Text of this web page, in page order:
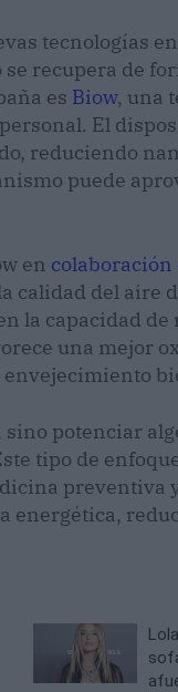
tecnologías
recupera de
es Biow, una
El
reduciendo
puede
en
calidad del aire
la capacidad
una mejor
potenciar
tipo de
preventiva
energética,